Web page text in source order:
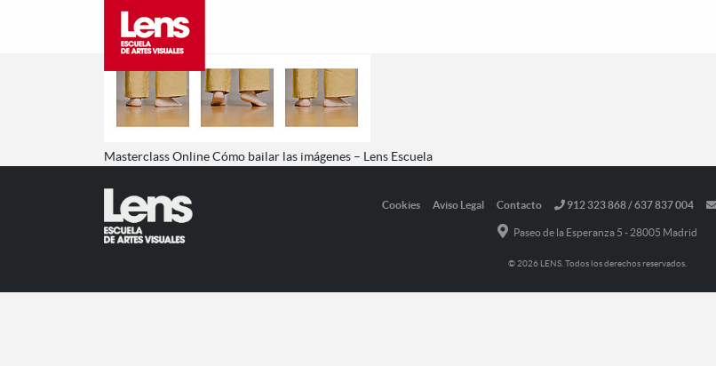
Masterclass Online Cómo bailar las imágenes – Lens Escuela
Cookies Aviso Legal Contacto 912 323 868 / 637 837 004
Paseo de la Esperanza 5 - 28005 Madrid
© 2026 LENS. Todos los derechos reservados.